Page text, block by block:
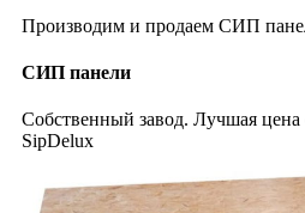
Производим и продаем СИП
СИП панели
Собственный завод. Лучшая цена
SipDelux